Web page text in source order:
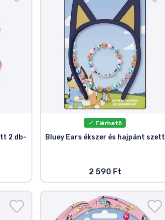
2 db-
Elérhető
Bluey Ears ékszer és hajpánt szett
2 590 Ft